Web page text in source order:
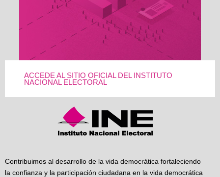
ACCEDE AL SITIO OFICIAL DEL INSTITUTO
NACIONAL ELECTORAL
Contribuimos al desarrollo de la vida democrática fortaleciendo
la confianza y la participación ciudadana en la vida democrática